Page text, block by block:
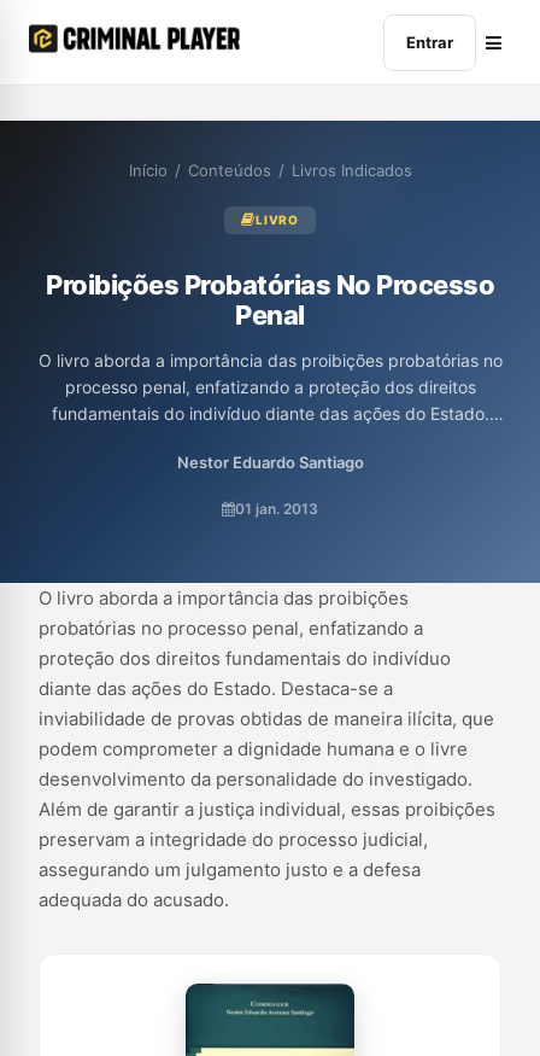
Entrar
Início / Conteúdos / Livros Indicados
LIVRO
Proibições Probatórias No Processo
Penal
O livro aborda a importância das proibições probatórias no
processo penal, enfatizando a proteção dos direitos
fundamentais do indivíduo diante das ações do Estado.
que podem comprometer a dignidade humana e o livre
garantir a justiça individual, essas proibições preservam a
Nestor Eduardo Santiago
01 jan. 2013
O livro aborda a importância das proibições
probatórias no processo penal, enfatizando a
proteção dos direitos fundamentais do indivíduo
diante das ações do Estado. Destaca-se a
inviabilidade de provas obtidas de maneira ilícita, que
podem comprometer a dignidade humana e o livre
desenvolvimento da personalidade do investigado.
Além de garantir a justiça individual, essas proibições
preservam a integridade do processo judicial,
assegurando um julgamento justo e a defesa
adequada do acusado.